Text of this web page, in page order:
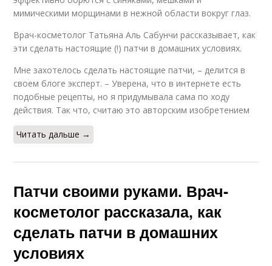
мимическими морщинами в нежной области вокруг глаз.
Врач-косметолог Татьяна Аль Сабунчи рассказывает, как
эти сделать настоящие (!) патчи в домашних условиях.
Мне захотелось сделать настоящие патчи, – делится в
своем блоге эксперт. – Уверена, что в интернете есть
подобные рецепты, но я придумывала сама по ходу
действия. Так что, считаю это авторским изобретением ⠀
Читать дальше →
Патчи своими руками. Врач-
косметолог рассказала, как
сделать патчи в домашних
условиях